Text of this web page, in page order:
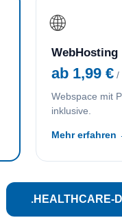
🌐
WebHosting
ab 1,99 €/
Webspace mit
inklusive.
Mehr erfahren
.HEALTHCARE-